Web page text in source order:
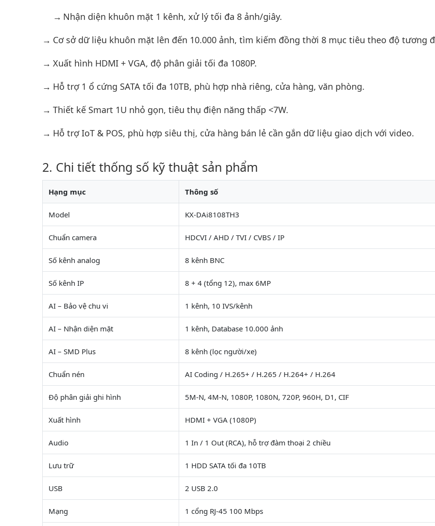
Nhận diện khuôn mặt 1 kênh, xử lý tối đa 8 ảnh/giây.
Cơ sở dữ liệu khuôn mặt lên đến 10.000 ảnh, tìm kiếm đồng thời 8 mục tiêu theo độ tương
Xuất hình HDMI + VGA, độ phân giải tối đa 1080P.
Hỗ trợ 1 ổ cứng SATA tối đa 10TB, phù hợp nhà riêng, cửa hàng, văn phòng.
Thiết kế Smart 1U nhỏ gọn, tiêu thụ điện năng thấp <7W.
Hỗ trợ IoT & POS, phù hợp siêu thị, cửa hàng bán lẻ cần gắn dữ liệu giao dịch với video.
Chi tiết thống số kỹ thuật sản phẩm
Hạng mục Thông số
Model KX-DAi8108TH3
Chuẩn camera HDCVI / AHD / TVI / CVBS / IP
Số kênh analog 8 kênh BNC
Số kênh IP 8 + 4 (tổng 12), max 6MP
AI – Bảo vệ chu vi 1 kênh, 10 IVS/kênh
AI – Nhận diện mặt 1 kênh, Database 10.000 ảnh
AI – SMD Plus 8 kênh (lọc người/xe)
Chuẩn nén AI Coding / H.265+ / H.265 / H.264+ / H.264
Độ phân giải ghi hình 5M-N, 4M-N, 1080P, 1080N, 720P, 960H, D1, CIF
Xuất hình HDMI + VGA (1080P)
Audio 1 In / 1 Out (RCA), hỗ trợ đàm thoại 2 chiều
Lưu trữ 1 HDD SATA tối đa 10TB
USB 2 USB 2.0
Mạng 1 cổng RJ-45 100 Mbps